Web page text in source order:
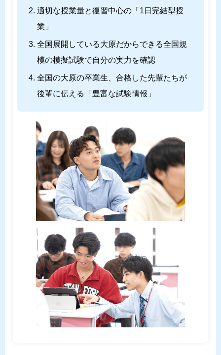
適切な授業量と復習中心の「1日完結型授
業」
全国展開している大原だからできる全国規
模の模擬試験で自分の実力を確認
全国の大原の卒業生、合格した先輩たちが
後輩に伝える「豊富な試験情報」